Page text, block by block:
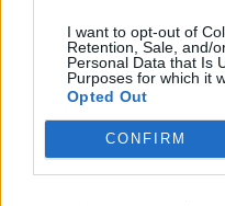
I want to opt-out of
Retention, Sale, and/
Personal Data that Is
Purposes for which it
Opted Out
CONFIRM
La Cursa de l’Aldea
Running Sèries Terres